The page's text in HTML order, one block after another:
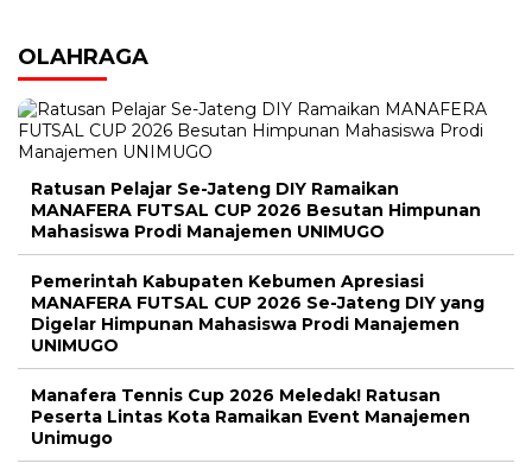
OLAHRAGA
Ratusan Pelajar Se-Jateng DIY Ramaikan
MANAFERA FUTSAL CUP 2026 Besutan Himpunan
Mahasiswa Prodi Manajemen UNIMUGO
Pemerintah Kabupaten Kebumen Apresiasi
MANAFERA FUTSAL CUP 2026 Se-Jateng DIY yang
Digelar Himpunan Mahasiswa Prodi Manajemen
UNIMUGO
Manafera Tennis Cup 2026 Meledak! Ratusan
Peserta Lintas Kota Ramaikan Event Manajemen
Unimugo